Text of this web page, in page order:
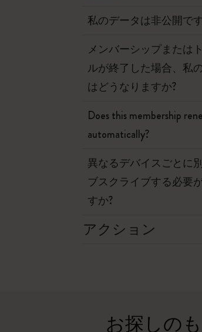
私のデータは非公開で
メンバーシップまたは
ルが終了した場合、私
はどうなりますか?
Does this membership
automatically?
異なるデバイスごとに
ブスクライブする必要
すか?
アクション
お探しの